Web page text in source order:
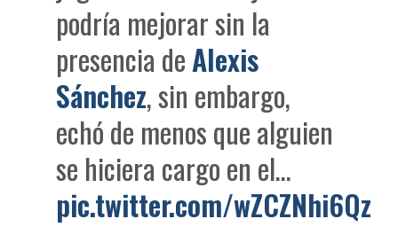
podría mejorar sin la
presencia deAlexis
Sánchez, sin embargo,
echó de menos que alguien
se hiciera cargo en el…
pic.twitter.com/wZCZNhi6Qz